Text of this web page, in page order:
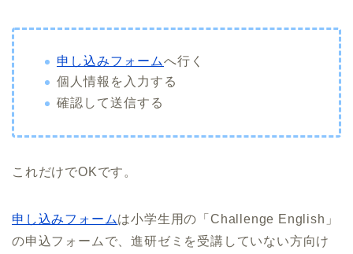
申し込みフォームへ行く
個人情報を入力する
確認して送信する
これだけでOKです。
申し込みフォームは小学生用の「Challenge English」
の申込フォームで、進研ゼミを受講していない方向け